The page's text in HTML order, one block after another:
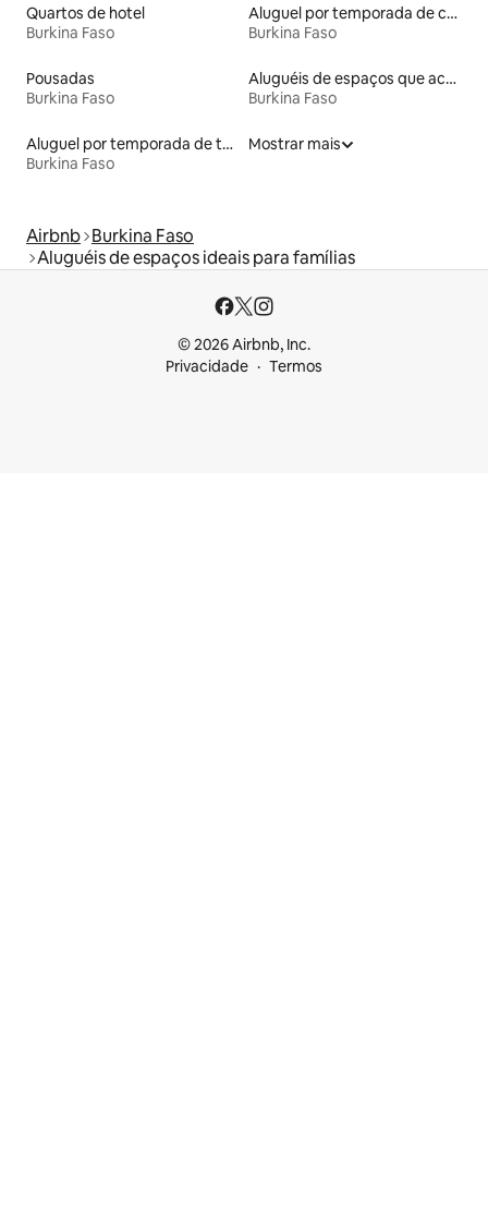
Quartos de hotel
Burkina Faso
Aluguel por temporada de casas de hóspedes
Burkina Faso
Pousadas
Burkina Faso
Aluguéis de espaços que aceitam animais de estimação
Burkina Faso
Aluguel por temporada de townhouses
Burkina Faso
Mostrar mais
Airbnb Burkina Faso
Aluguéis de espaços ideais para famílias
© 2026 Airbnb, Inc.
Privacidade
Termos